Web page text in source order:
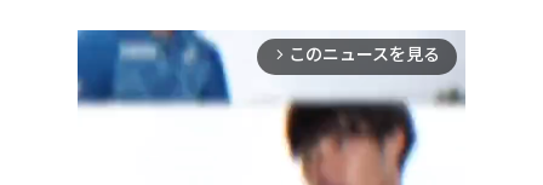
arrow_forward_ios このニュースを見る